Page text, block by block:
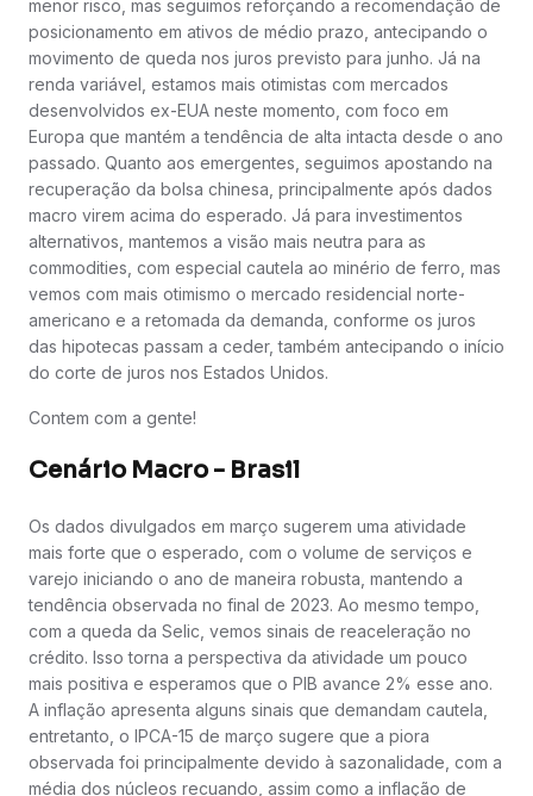
menor risco, mas seguimos reforçando a recomendação de
posicionamento em ativos de médio prazo, antecipando o
movimento de queda nos juros previsto para junho. Já na
renda variável, estamos mais otimistas com mercados
desenvolvidos ex-EUA neste momento, com foco em
Europa que mantém a tendência de alta intacta desde o ano
passado. Quanto aos emergentes, seguimos apostando na
recuperação da bolsa chinesa, principalmente após dados
macro virem acima do esperado. Já para investimentos
alternativos, mantemos a visão mais neutra para as
commodities, com especial cautela ao minério de ferro, mas
vemos com mais otimismo o mercado residencial norte-
americano e a retomada da demanda, conforme os juros
das hipotecas passam a ceder, também antecipando o início
do corte de juros nos Estados Unidos.
Contem com a gente!
Cenário Macro - Brasil
Os dados divulgados em março sugerem uma atividade
mais forte que o esperado, com o volume de serviços e
varejo iniciando o ano de maneira robusta, mantendo a
tendência observada no final de 2023. Ao mesmo tempo,
com a queda da Selic, vemos sinais de reaceleração no
crédito. Isso torna a perspectiva da atividade um pouco
mais positiva e esperamos que o PIB avance 2% esse ano.
A inflação apresenta alguns sinais que demandam cautela,
entretanto, o IPCA-15 de março sugere que a piora
observada foi principalmente devido à sazonalidade, com a
média dos núcleos recuando, assim como a inflação de